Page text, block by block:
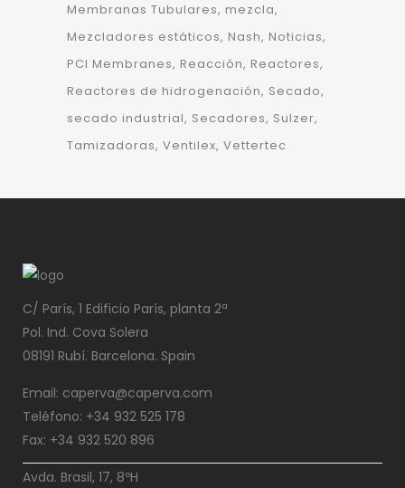
Membranas Tubulares mezcla
Mezcladores estáticos Nash Noticias
PCI Membranes Reacción Reactores
Reactores de hidrogenación Secado
secado industrial Secadores Sulzer
Tamizadoras Ventilex Vettertec
C/ París, 1 Edificio París, planta 2ª
Pol. Ind. Cova Solera
08191 Rubí. Barcelona. Spain
Email: caperva@caperva.com
Teléfono: +34 932 525 178
Fax: +34 932 520 896
Avda. Brasil, 17, 8ºH